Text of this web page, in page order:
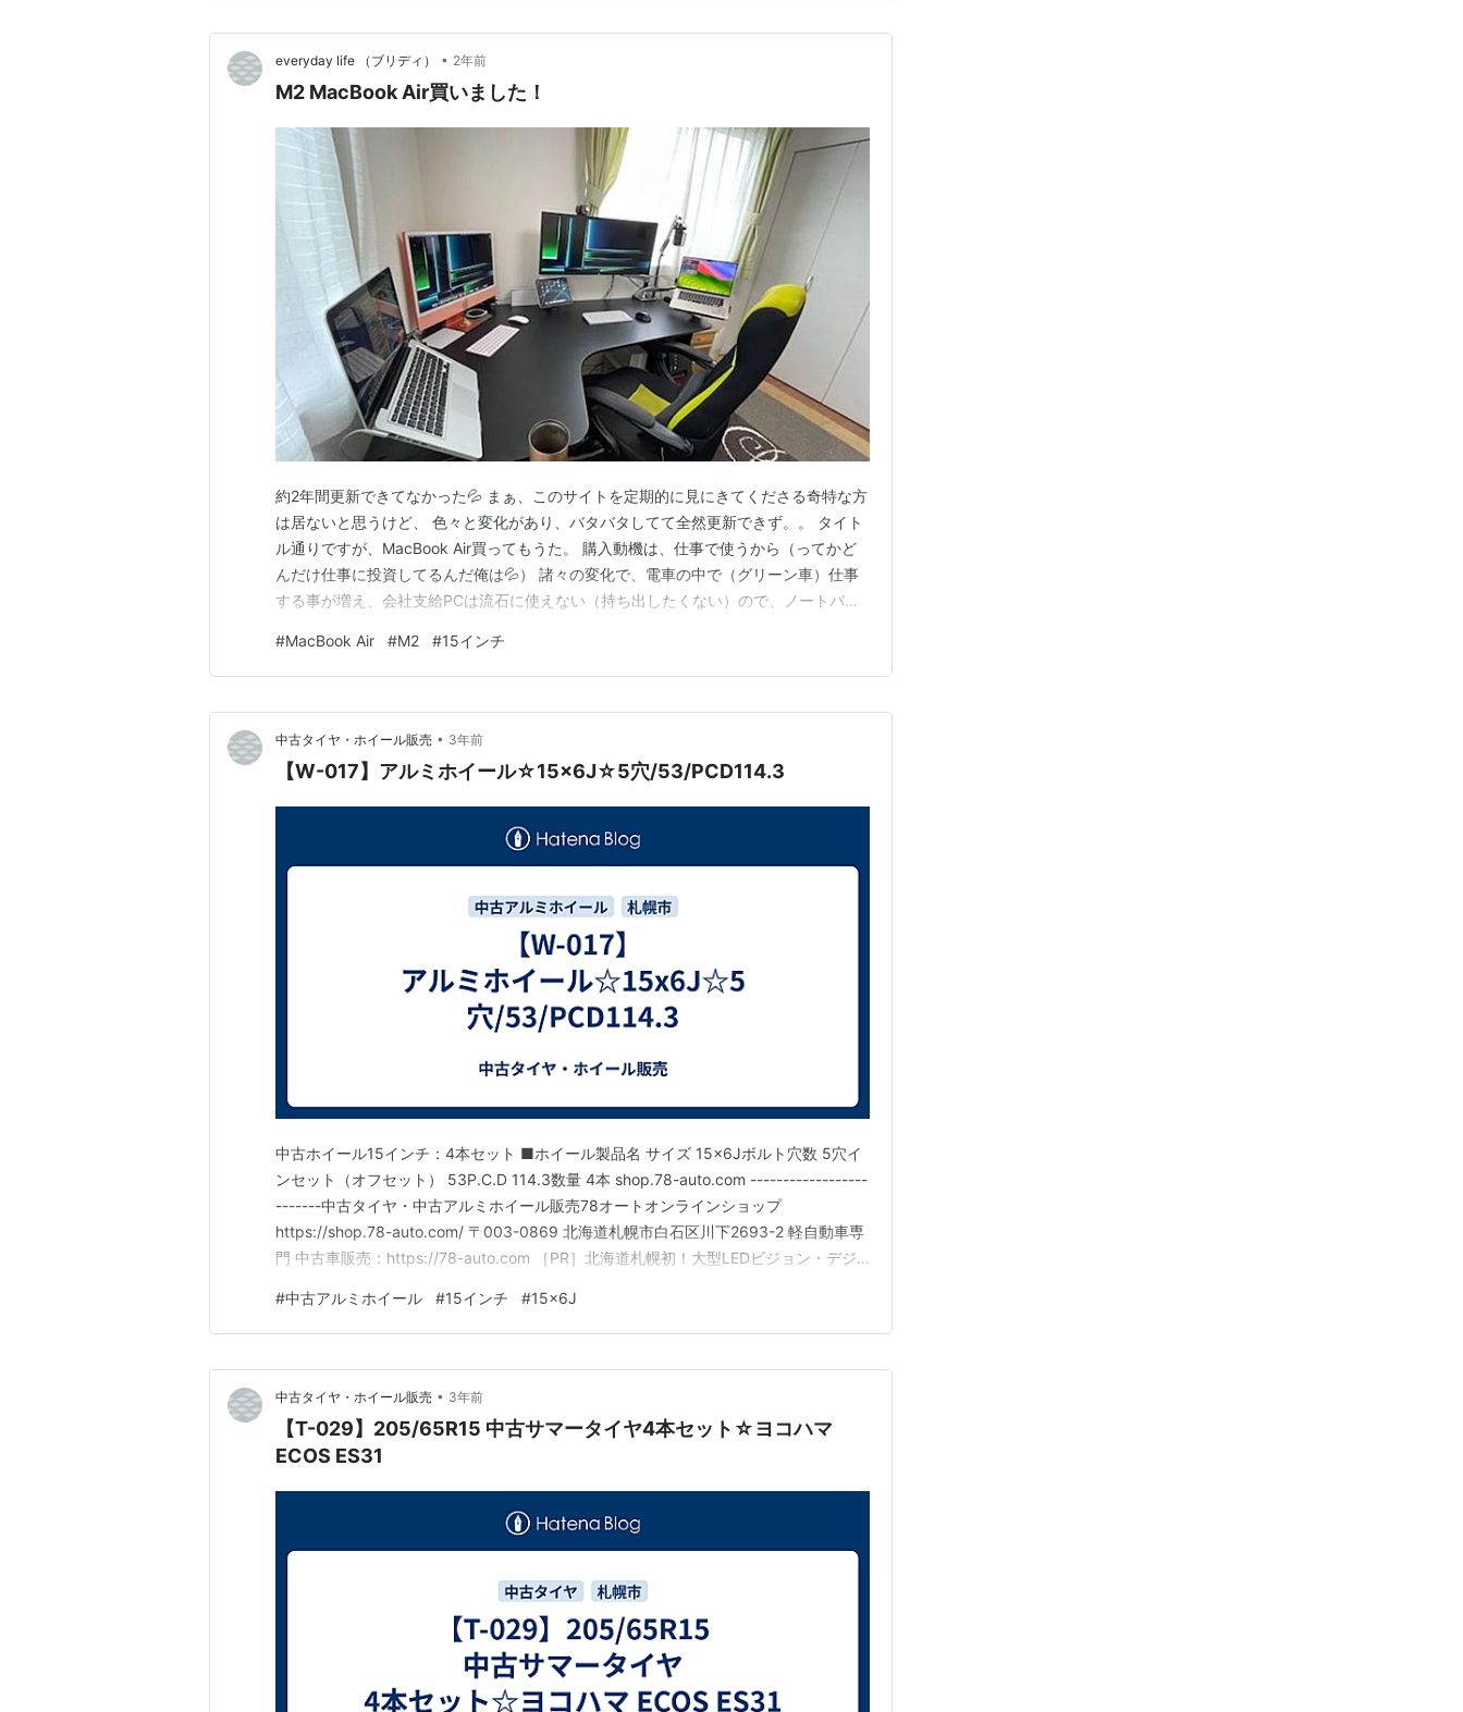
everyday life （ブリディ） • 2年前
M2 MacBook Air買いました！
約2年間更新できてなかった💦 まぁ、このサイトを定期的に見にきてくださる奇特な方
は居ないと思うけど、 色々と変化があり、バタバタしてて全然更新できず。。 タイト
ル通りですが、MacBook Air買ってもうた。 購入動機は、仕事で使うから（ってかど
んだけ仕事に投資してるんだ俺は💦） 諸々の変化で、電車の中で（グリーン車）仕事
する事が増え、会社支給PCは流石に使えない（持ち出したくない）ので、ノートパソ
で、コメダで気分転換兼ねてコメダとかでワークしたかったのもある。 さてさて、
NoteBookを買うに際して、メーカーは…
#MacBook Air #M2 #15インチ
中古タイヤ・ホイール販売 • 3年前
【W-017】アルミホイール☆15x6J☆5穴/53/PCD114.3
中古ホイール15インチ：4本セット ■ホイール製品名 サイズ 15x6Jボルト穴数 5穴イ
ンセット（オフセット） 53P.C.D 114.3数量 4本 shop.78-auto.com ------------------
-------中古タイヤ・中古アルミホイール販売78オートオンラインショップ
https://shop.78-auto.com/ 〒003-0869 北海道札幌市白石区川下2693-2 軽自動車専
門 中古車販売：https://78-auto.com ［PR］北海道札幌初！大型LEDビジョン・デジ
#中古アルミホイール #15インチ #15x6J
中古タイヤ・ホイール販売 • 3年前
【T-029】205/65R15 中古サマータイヤ4本セット☆ヨコハマ
ECOS ES31